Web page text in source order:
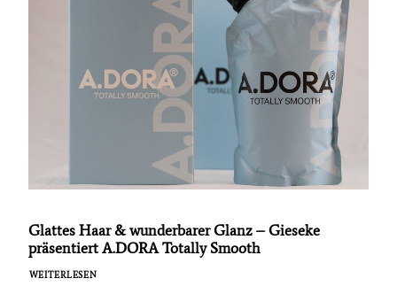
Glattes Haar & wunderbarer Glanz – Gieseke
präsentiert A.DORA Totally Smooth
WEITERLESEN